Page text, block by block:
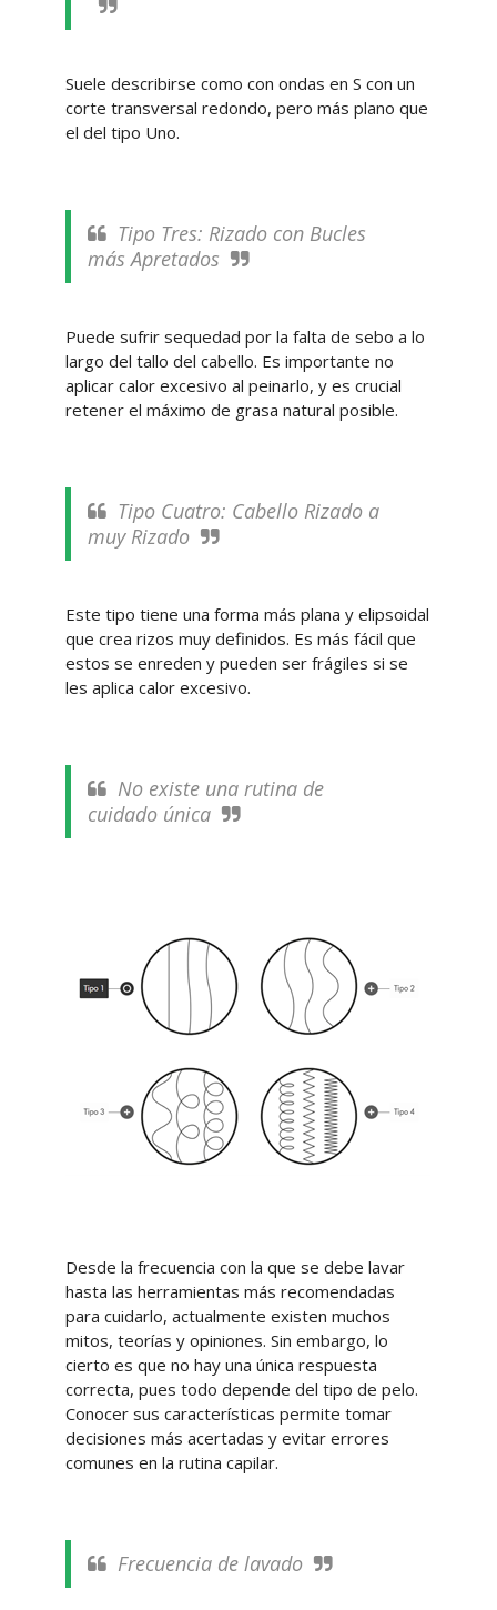
Suele describirse como con ondas en S con un
corte transversal redondo, pero más plano que
el del tipo Uno.
Tipo Tres: Rizado con Bucles
más Apretados
Puede sufrir sequedad por la falta de sebo a lo
largo del tallo del cabello. Es importante no
aplicar calor excesivo al peinarlo, y es crucial
retener el máximo de grasa natural posible.
Tipo Cuatro: Cabello Rizado a
muy Rizado
Este tipo tiene una forma más plana y elipsoidal
que crea rizos muy definidos. Es más fácil que
estos se enreden y pueden ser frágiles si se
les aplica calor excesivo.
No existe una rutina de
cuidado única
Desde la frecuencia con la que se debe lavar
hasta las herramientas más recomendadas
para cuidarlo, actualmente existen muchos
mitos, teorías y opiniones. Sin embargo, lo
cierto es que no hay una única respuesta
correcta, pues todo depende del tipo de pelo.
Conocer sus características permite tomar
decisiones más acertadas y evitar errores
comunes en la rutina capilar.
Frecuencia de lavado